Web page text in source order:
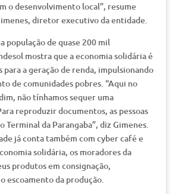
o desenvolvimento local”, resume
diretor executivo da entidade.
população de quase 200 mil
mostra que a economia solidária é
para a geração de renda, impulsionando
de comunidades pobres. “Aqui no
não tínhamos sequer uma
reproduzir documentos, as pessoas
Terminal da Parangaba”, diz Gimenes.
já conta também com cyber café e
solidária, os moradores da
produtos em consignação,
escoamento da produção.